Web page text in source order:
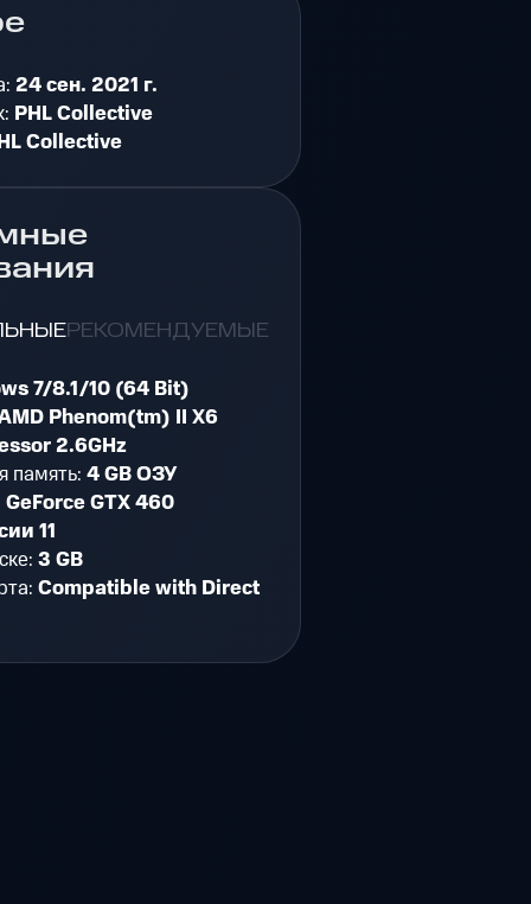
24 сен. 2021 г.
PHL Collective
Collective
РЕКОМЕНДУЕМЫЕ
7/8.1/10 (64 Bit)
Phenom(tm) II X6
2.6GHz
память:4 GB ОЗУ
GeForce GTX 460
11
3 GB
Compatible with Direct